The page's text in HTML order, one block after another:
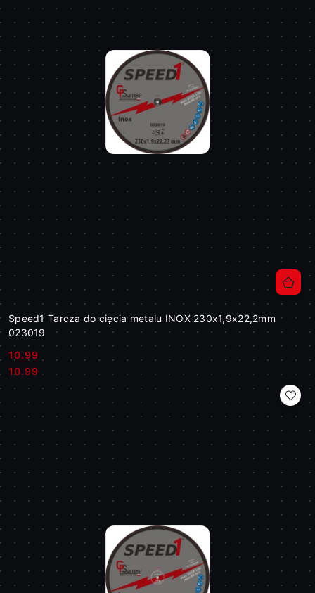
Speed1 Tarcza do cięcia metalu INOX 230x1,9x22,2mm
023019
Cena:
10.99
Cena:
10.99